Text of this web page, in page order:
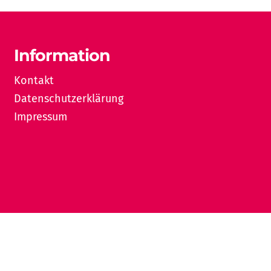
Information
Kontakt
Datenschutzerklärung
Impressum